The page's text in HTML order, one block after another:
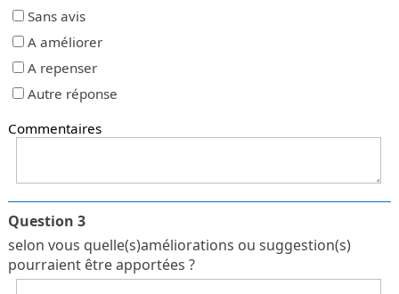
Sans avis
A améliorer
A repenser
Autre réponse
Commentaires
Question 3
selon vous quelle(s)améliorations ou suggestion(s)
pourraient être apportées ?